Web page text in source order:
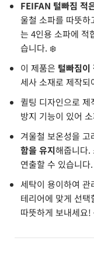
FEIFAN 털빠짐 적
울철 소파를 따뜻하
는 4인용 소파에 적
습니다. ❄️
이 제품은 털빠짐이
세사 소재로 제작
퀼팅 디자인으로 제
방지 기능이 있어
겨울철 보온성을
함을 유지해줍니다.
연출할 수 있습니다
세탁이 용이하여 관
테리어에 맞게 선택
따뜻하게 보내세요!